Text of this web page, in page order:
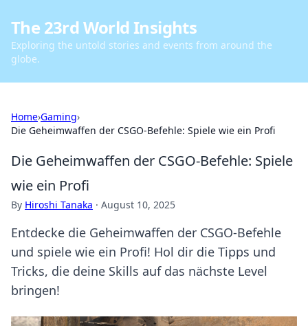
The 23rd World Insights
Exploring the untold stories and events from around the
globe.
Home›Gaming›
Die Geheimwaffen der CSGO-Befehle: Spiele wie ein Profi
Die Geheimwaffen der CSGO-Befehle: Spiele
wie ein Profi
By Hiroshi Tanaka · August 10, 2025
Entdecke die Geheimwaffen der CSGO-Befehle
und spiele wie ein Profi! Hol dir die Tipps und
Tricks, die deine Skills auf das nächste Level
bringen!